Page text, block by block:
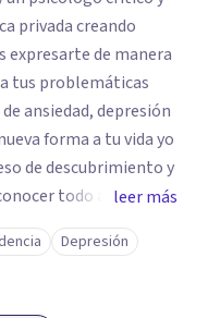
privada creando
expresarte de manera
tus problemáticas
ansiedad, depresión
forma a tu vida yo
de descubrimiento y
todo aquello
espacio de compañía
acompañarte.
leer más
Depresión